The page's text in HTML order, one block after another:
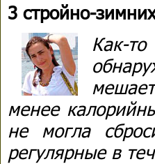
3 стройно-
Как-
менее
не могла
регулярные в